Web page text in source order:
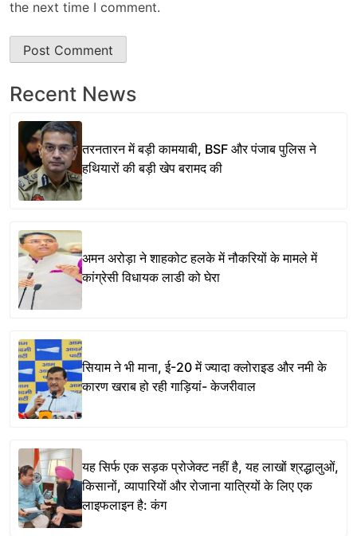
the next time I comment.
Recent News
तरनतारन में बड़ी कामयाबी, BSF और पंजाब पुलिस ने
हथियारों की बड़ी खेप बरामद की
अमन अरोड़ा ने शाहकोट हलके में नौकरियों के मामले में
कांग्रेसी विधायक लाडी को घेरा
सियाम ने भी माना, ई-20 में ज्यादा क्लोराइड और नमी के
कारण खराब हो रही गाड़ियां- केजरीवाल
यह सिर्फ एक सड़क प्रोजेक्ट नहीं है, यह लाखों श्रद्धालुओं,
किसानों, व्यापारियों और रोजाना यात्रियों के लिए एक
लाइफलाइन है: कंग